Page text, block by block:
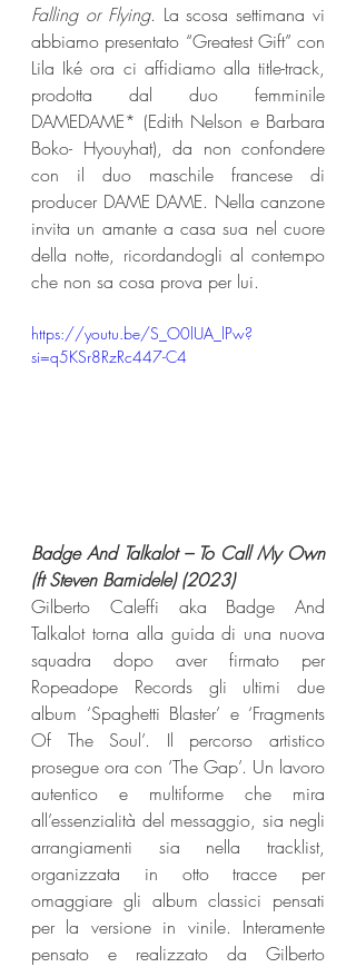
Falling or Flying. La scosa settimana vi
abbiamo presentato “Greatest Gift” con
Lila Iké ora ci affidiamo alla title-track,
prodotta dal duo femminile
DAMEDAME* (Edith Nelson e Barbara
Boko- Hyouyhat), da non confondere
con il duo maschile francese di
producer DAME DAME. Nella canzone
invita un amante a casa sua nel cuore
della notte, ricordandogli al contempo
che non sa cosa prova per lui.
https://youtu.be/S_O0lUA_lPw?
si=q5KSr8RzRc447-C4
Badge And Talkalot – To Call My Own
(ft Steven Bamidele) (2023)
Gilberto Caleffi aka Badge And
Talkalot torna alla guida di una nuova
squadra dopo aver firmato per
Ropeadope Records gli ultimi due
album ‘Spaghetti Blaster’ e ‘Fragments
Of The Soul’. Il percorso artistico
prosegue ora con ‘The Gap’. Un lavoro
autentico e multiforme che mira
all’essenzialità del messaggio, sia negli
arrangiamenti sia nella tracklist,
organizzata in otto tracce per
omaggiare gli album classici pensati
per la versione in vinile. Interamente
pensato e realizzato da Gilberto